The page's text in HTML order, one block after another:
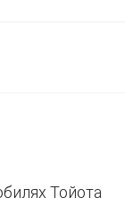
Тойота